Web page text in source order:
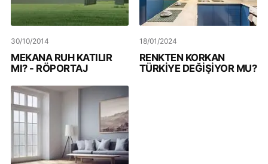
30/10/2014
MEKANA RUH KATILIR
MI? - RÖPORTAJ
18/01/2024
RENKTEN KORKAN
TÜRKİYE DEĞİŞİYOR MU?